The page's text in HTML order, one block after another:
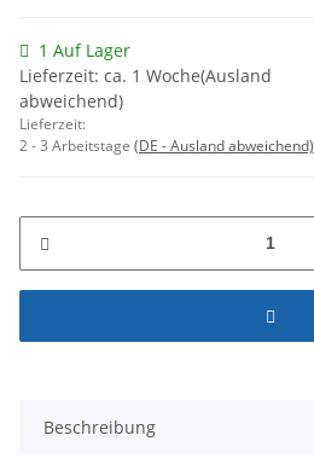
1 Auf Lager
Lieferzeit: ca. 1 Woche(Ausland
abweichend)
Lieferzeit:
2 - 3 Arbeitstage (DE - Ausland abweichend)
Beschreibung